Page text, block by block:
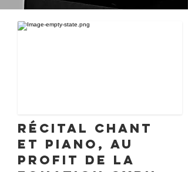
Récital chant
et piano, au
profit de la